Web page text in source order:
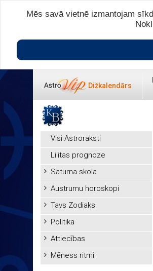
Dižkalendārs
Visi Astroraksti
Lilitas prognoze
Saturna skola
Austrumu horoskopi
Tavs Zodiaks
Politika
Attiecības
Mēness ritmi
Mēs savā vietnē izmantojam